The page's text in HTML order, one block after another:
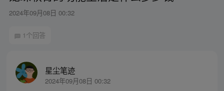
2024年09月08日 00:32
1个回答
星尘笔迹
2024年09月08日 00:32